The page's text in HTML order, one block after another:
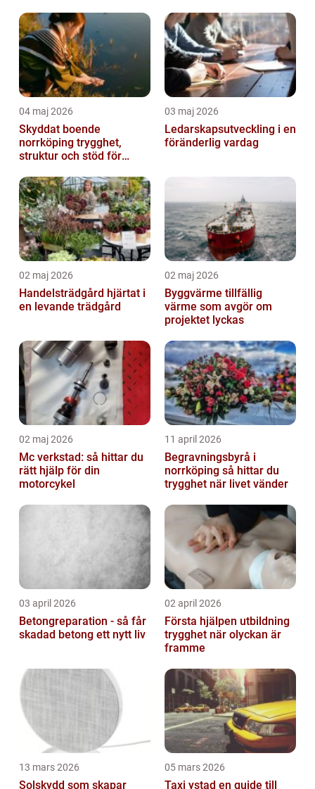
04 maj 2026
Skyddat boende
norrköping trygghet,
struktur och stöd för
situationer
03 maj 2026
Ledarskapsutveckling i en
föränderlig vardag
02 maj 2026
Handelsträdgård hjärtat i
en levande trädgård
02 maj 2026
Byggvärme tillfällig
värme som avgör om
projektet lyckas
02 maj 2026
Mc verkstad: så hittar du
rätt hjälp för din
motorcykel
11 april 2026
Begravningsbyrå i
norrköping så hittar du
trygghet när livet vänder
03 april 2026
Betongreparation - så får
skadad betong ett nytt liv
02 april 2026
Första hjälpen utbildning
trygghet när olyckan är
framme
13 mars 2026
Solskydd som skapar
05 mars 2026
Taxi ystad en guide till